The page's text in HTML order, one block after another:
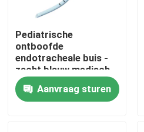
Thuis
Pediatrische
ontboofde
endotracheale buis -
zacht blauw medisch
PVC - CE ISO-
gecertificeerd
Aanvraag sturen